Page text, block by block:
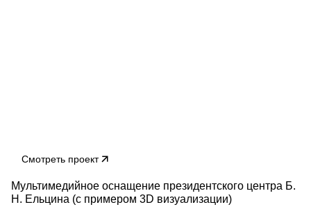
Смотреть проект
Мультимедийное оснащение президентского центра Б.
Н. Ельцина (с примером 3D визуализации)